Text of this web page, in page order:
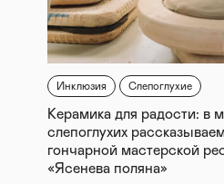
Инклюзия Слепоглухие
Керамика для радости: в
слепоглухих
гончарной мастерской
«Ясенева поляна»